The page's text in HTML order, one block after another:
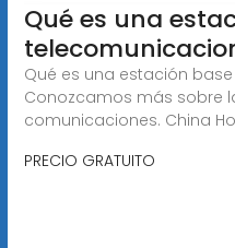
Qué es una
Qué es una estación
Conozcamos más sobre
comunicaciones. China
PRECIO GRATUITO